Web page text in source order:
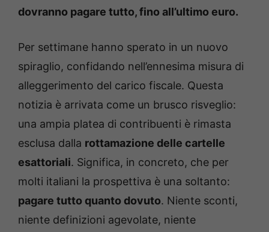
dovranno pagare tutto, fino all’ultimo euro.
Per settimane hanno sperato in un nuovo
spiraglio, confidando nell’ennesima misura di
alleggerimento del carico fiscale. Questa
notizia è arrivata come un brusco risveglio:
una ampia platea di contribuenti è rimasta
esclusa dalla rottamazione delle cartelle
esattoriali. Significa, in concreto, che per
molti italiani la prospettiva è una soltanto:
pagare tutto quanto dovuto. Niente sconti,
niente definizioni agevolate, niente